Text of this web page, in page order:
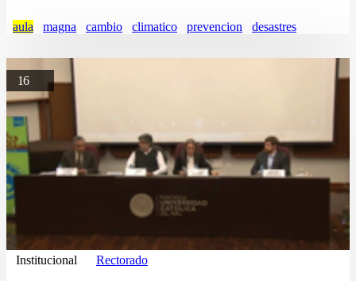
aula magna cambio climatico prevencion desastres
16
Institucional Rectorado